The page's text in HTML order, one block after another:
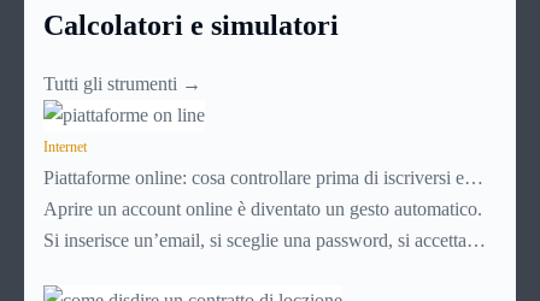
Calcolatori e simulatori
Tutti gli strumenti →
Internet
Piattaforme online: cosa controllare prima di iscriversi e
usare servizi in tempo reale
Aprire un account online è diventato un gesto automatico.
Si inserisce un’email, si sceglie una password, si accetta